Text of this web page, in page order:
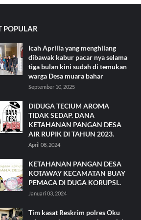
POPULAR
Icah Aprilia yang menghilang
dibawak kabur pacar nya selama
tiga bulan kini sudah di temukan
warga Desa muara bahar
September 10, 2025
DiDUGA TECIUM AROMA
TIDAK SEDAP. DANA
KETAHANAN PANGAN DESA
AIR RUPIK DI TAHUN 2023.
April 08, 2024
KETAHANAN PANGAN DESA
KOTAWAY KECAMATAN BUAY
PEMACA DI DUGA KORUPSI..
Januari 03, 2024
Tim kasat Reskrim polres Oku